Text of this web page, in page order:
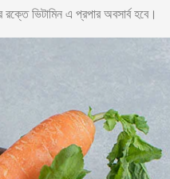
ভিটামিন এ প্রপার অবসার্ব হবে।